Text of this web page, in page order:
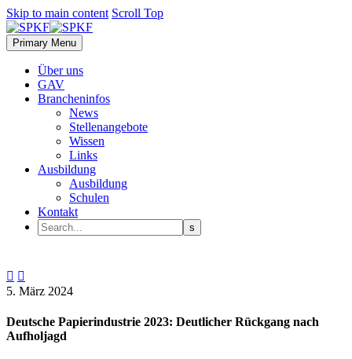
Skip to main content Scroll Top
Primary Menu
Über uns
GAV
Brancheninfos
News
Stellenangebote
Wissen
Links
Ausbildung
Ausbildung
Schulen
Kontakt
 
5. März 2024
Deutsche Papierindustrie 2023: Deutlicher Rückgang nach
Aufholjagd